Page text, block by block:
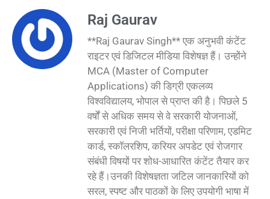
Raj Gaurav
**Raj Gaurav Singh** एक अनुभवी कंटेंट
राइटर एवं डिजिटल मीडिया विशेषज्ञ हैं। उन्होंने
MCA (Master of Computer
Applications) की डिग्री एकलव्य
विश्वविद्यालय, भोपाल से प्राप्त की है। पिछले 5
वर्षों से अधिक समय से वे सरकारी योजनाओं,
सरकारी एवं निजी भर्तियों, परीक्षा परिणाम, एडमिट
कार्ड, स्कॉलरशिप, करियर अपडेट एवं रोजगार
संबंधी विषयों पर शोध-आधारित कंटेंट तैयार कर
रहे हैं।उनकी विशेषज्ञता जटिल जानकारियों को
सरल, स्पष्ट और पाठकों के लिए उपयोगी भाषा में